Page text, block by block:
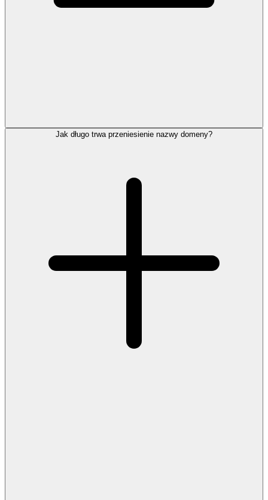
Jak długo trwa przeniesienie nazwy domeny?